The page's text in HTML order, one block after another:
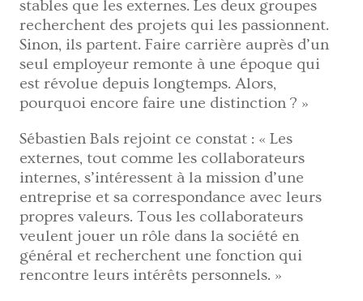
stables que les externes. Les deux groupes
recherchent des projets qui les passionnent.
Sinon, ils partent. Faire carrière auprès d’un
seul employeur remonte à une époque qui
est révolue depuis longtemps. Alors,
pourquoi encore faire une distinction ? »
Sébastien Bals rejoint ce constat : « Les
externes, tout comme les collaborateurs
internes, s’intéressent à la mission d’une
entreprise et sa correspondance avec leurs
propres valeurs. Tous les collaborateurs
veulent jouer un rôle dans la société en
général et recherchent une fonction qui
rencontre leurs intérêts personnels. »